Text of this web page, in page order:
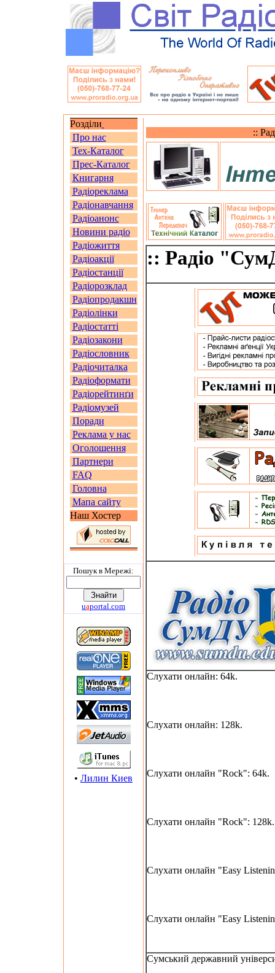
Розділи
Про нас
Тех-Каталог
Прес-Каталог
Книгарня
Радіореклама
Радіонавчання
Радіоанонс
Новини радіо
Радіожиття
Радіоакції
Радіостанції
Радіорозклад
Радіопродакшн
Радіолінки
Радіостатті
Радіозакони
Радіословник
Радіочиталка
Радіоформати
Радіорейтинґи
Радіомузей
Поради
Реклама у нас
Оголошення
Партнери
FAQ
Головна
Мапа сайту
Наш Хостер
Пошук в Мережi:
uaportal.com
• Лилин Киев
::
:: Радіо
Слухати онлайн: 64k.
Слухати онлайн: 128k.
Слухати онлайн "Rock": 64k.
Слухати онлайн "Rock": 128k.
Слухати онлайн "Easy
Слухати онлайн "Easy
Сумський державний